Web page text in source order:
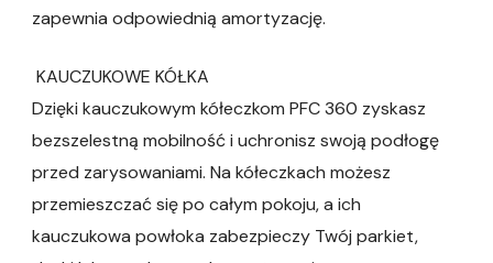
zapewnia odpowiednią amortyzację.
KAUCZUKOWE KÓŁKA
Dzięki kauczukowym kółeczkom PFC 360 zyskasz
bezszelestną mobilność i uchronisz swoją podłogę
przed zarysowaniami. Na kółeczkach możesz
przemieszczać się po całym pokoju, a ich
kauczukowa powłoka zabezpieczy Twój parkiet,